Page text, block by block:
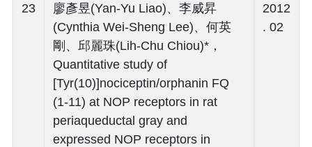
23
廖彥昱(Yan-Yu Liao)、李威昇
(Cynthia Wei-Sheng Lee)、何英
剛、邱麗珠(Lih-Chu Chiou)*，
Quantitative study of
[Tyr(10)]nociceptin/orphanin FQ
(1-11) at NOP receptors in rat
periaqueductal gray and
expressed NOP receptors in
2012
. 02